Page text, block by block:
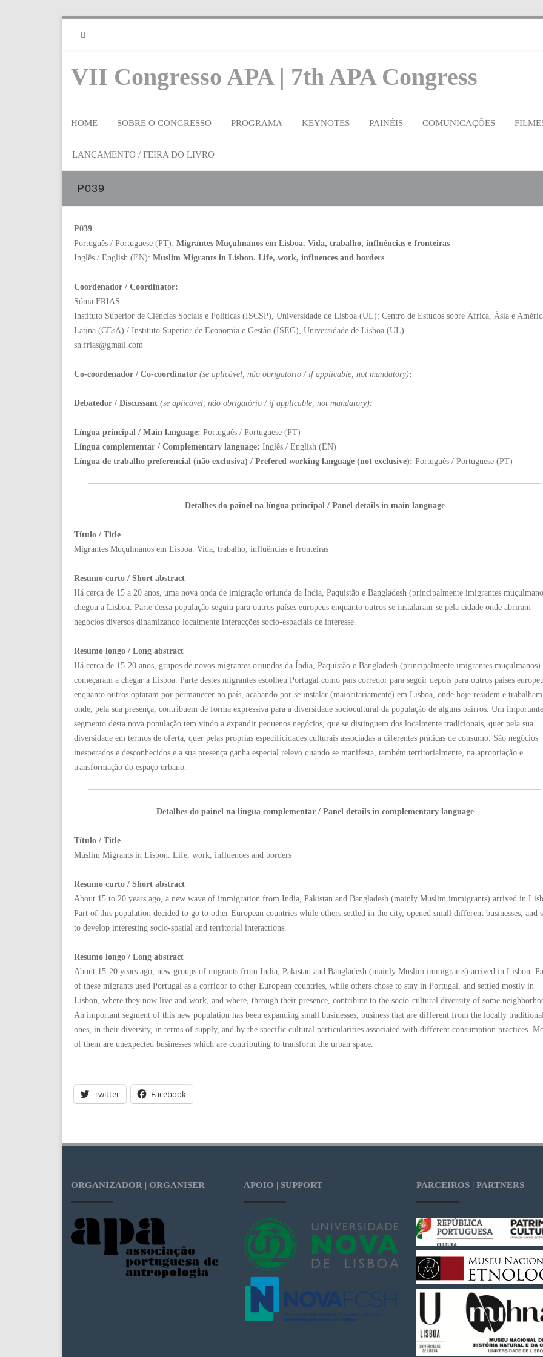
VII Congresso APA | 7th APA Congress
HOME SOBRE O CONGRESSO PROGRAMA KEYNOTES PAINÉIS COMUNICAÇÕES
LANÇAMENTO / FEIRA DO LIVRO
P039
P039
Português / Portuguese (PT): Migrantes Muçulmanos em Lisboa. Vida, trabalho, influências e fronteiras
Inglês / English (EN): Muslim Migrants in Lisbon. Life, work, influences and borders
Coordenador / Coordinator:
Sónia FRIAS
Instituto Superior de Ciências Sociais e Políticas (ISCSP), Universidade de Lisboa (UL); Centro de Estudos sobre África, Ásia e
Latina (CEsA) / Instituto Superior de Economia e Gestão (ISEG), Universidade de Lisboa (UL)
sn.frias@gmail.com
Co-coordenador / Co-coordinator (se aplicável, não obrigatório / if applicable, not mandatory):
Debatedor / Discussant (se aplicável, não obrigatório / if applicable, not mandatory):
Língua principal / Main language: Português / Portuguese (PT)
Língua complementar / Complementary language: Inglês / English (EN)
Língua de trabalho preferencial (não exclusiva) / Prefered working language (not exclusive): Português / Portuguese (PT)
Detalhes do painel na língua principal / Panel details in main language
Título / Title
Migrantes Muçulmanos em Lisboa. Vida, trabalho, influências e fronteiras
Resumo curto / Short abstract
Há cerca de 15 a 20 anos, uma nova onda de imigração oriunda da Índia, Paquistão e Bangladesh (principalmente imigrantes
chegou a Lisboa. Parte dessa população seguiu para outros países europeus enquanto outros se instalaram-se pela cidade onde abriram
negócios diversos dinamizando localmente interacções socio-espaciais de interesse.
Resumo longo / Long abstract
Há cerca de 15-20 anos, grupos de novos migrantes oriundos da Índia, Paquistão e Bangladesh (principalmente imigrantes muçulmanos)
começaram a chegar a Lisboa. Parte destes migrantes escolheu Portugal como país corredor para seguir depois para outros países
enquanto outros optaram por permanecer no país, acabando por se instalar (maioritariamente) em Lisboa, onde hoje residem e
onde, pela sua presença, contribuem de forma expressiva para a diversidade sociocultural da população de alguns bairros. Um importante
segmento desta nova população tem vindo a expandir pequenos negócios, que se distinguem dos localmente tradicionais, quer pela sua
diversidade em termos de oferta, quer pelas próprias especificidades culturais associadas a diferentes práticas de consumo. São negócios
inesperados e desconhecidos e a sua presença ganha especial relevo quando se manifesta, também territorialmente, na apropriação e
transformação do espaço urbano.
Detalhes do painel na língua complementar / Panel details in complementary language
Título / Title
Muslim Migrants in Lisbon. Life, work, influences and borders
Resumo curto / Short abstract
About 15 to 20 years ago, a new wave of immigration from India, Pakistan and Bangladesh (mainly Muslim immigrants) arrived in
Part of this population decided to go to other European countries while others settled in the city, opened small different businesses, and
to develop interesting socio-spatial and territorial interactions.
Resumo longo / Long abstract
About 15-20 years ago, new groups of migrants from India, Pakistan and Bangladesh (mainly Muslim immigrants) arrived in Lisbon.
of these migrants used Portugal as a corridor to other European countries, while others chose to stay in Portugal, and settled mostly in
Lisbon, where they now live and work, and where, through their presence, contribute to the socio-cultural diversity of some
An important segment of this new population has been expanding small businesses, business that are different from the locally
ones, in their diversity, in terms of supply, and by the specific cultural particularities associated with different consumption practices.
of them are unexpected businesses which are contributing to transform the urban space.
Twitter Facebook
ORGANIZADOR | ORGANISER APOIO | SUPPORT PARCEIROS | PARTNERS